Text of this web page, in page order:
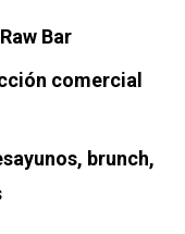
Bar
comercial
brunch,